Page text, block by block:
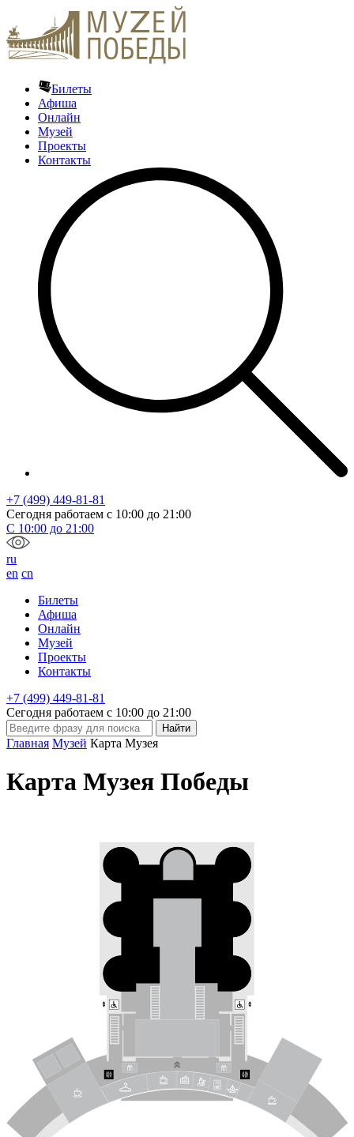
Билеты
Афиша
Онлайн
Музей
Проекты
Контакты
+7 (499) 449-81-81
Сегодня работаем с 10:00 до 21:00
С 10:00 до 21:00
ru
en cn
Билеты
Афиша
Онлайн
Музей
Проекты
Контакты
+7 (499) 449-81-81
Сегодня работаем с 10:00 до 21:00
Главная Музей Карта Музея
Карта Музея Победы